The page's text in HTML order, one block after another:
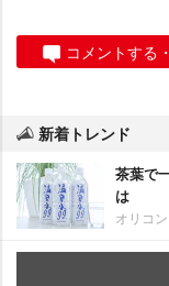
コメントする
新着トレンド
茶葉で
は
オリコ